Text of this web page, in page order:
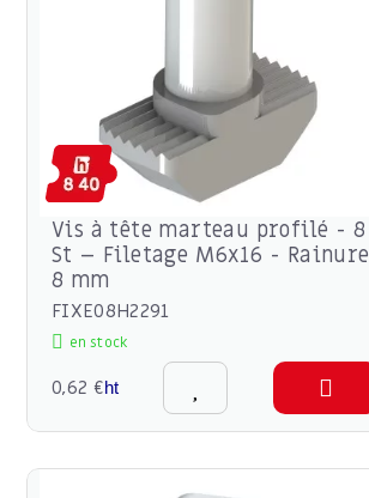
Vis à tête marteau profilé - 8
St – Filetage M6x16 - Rainure
8 mm
FIXE08H2291
en stock
0,62 €ht